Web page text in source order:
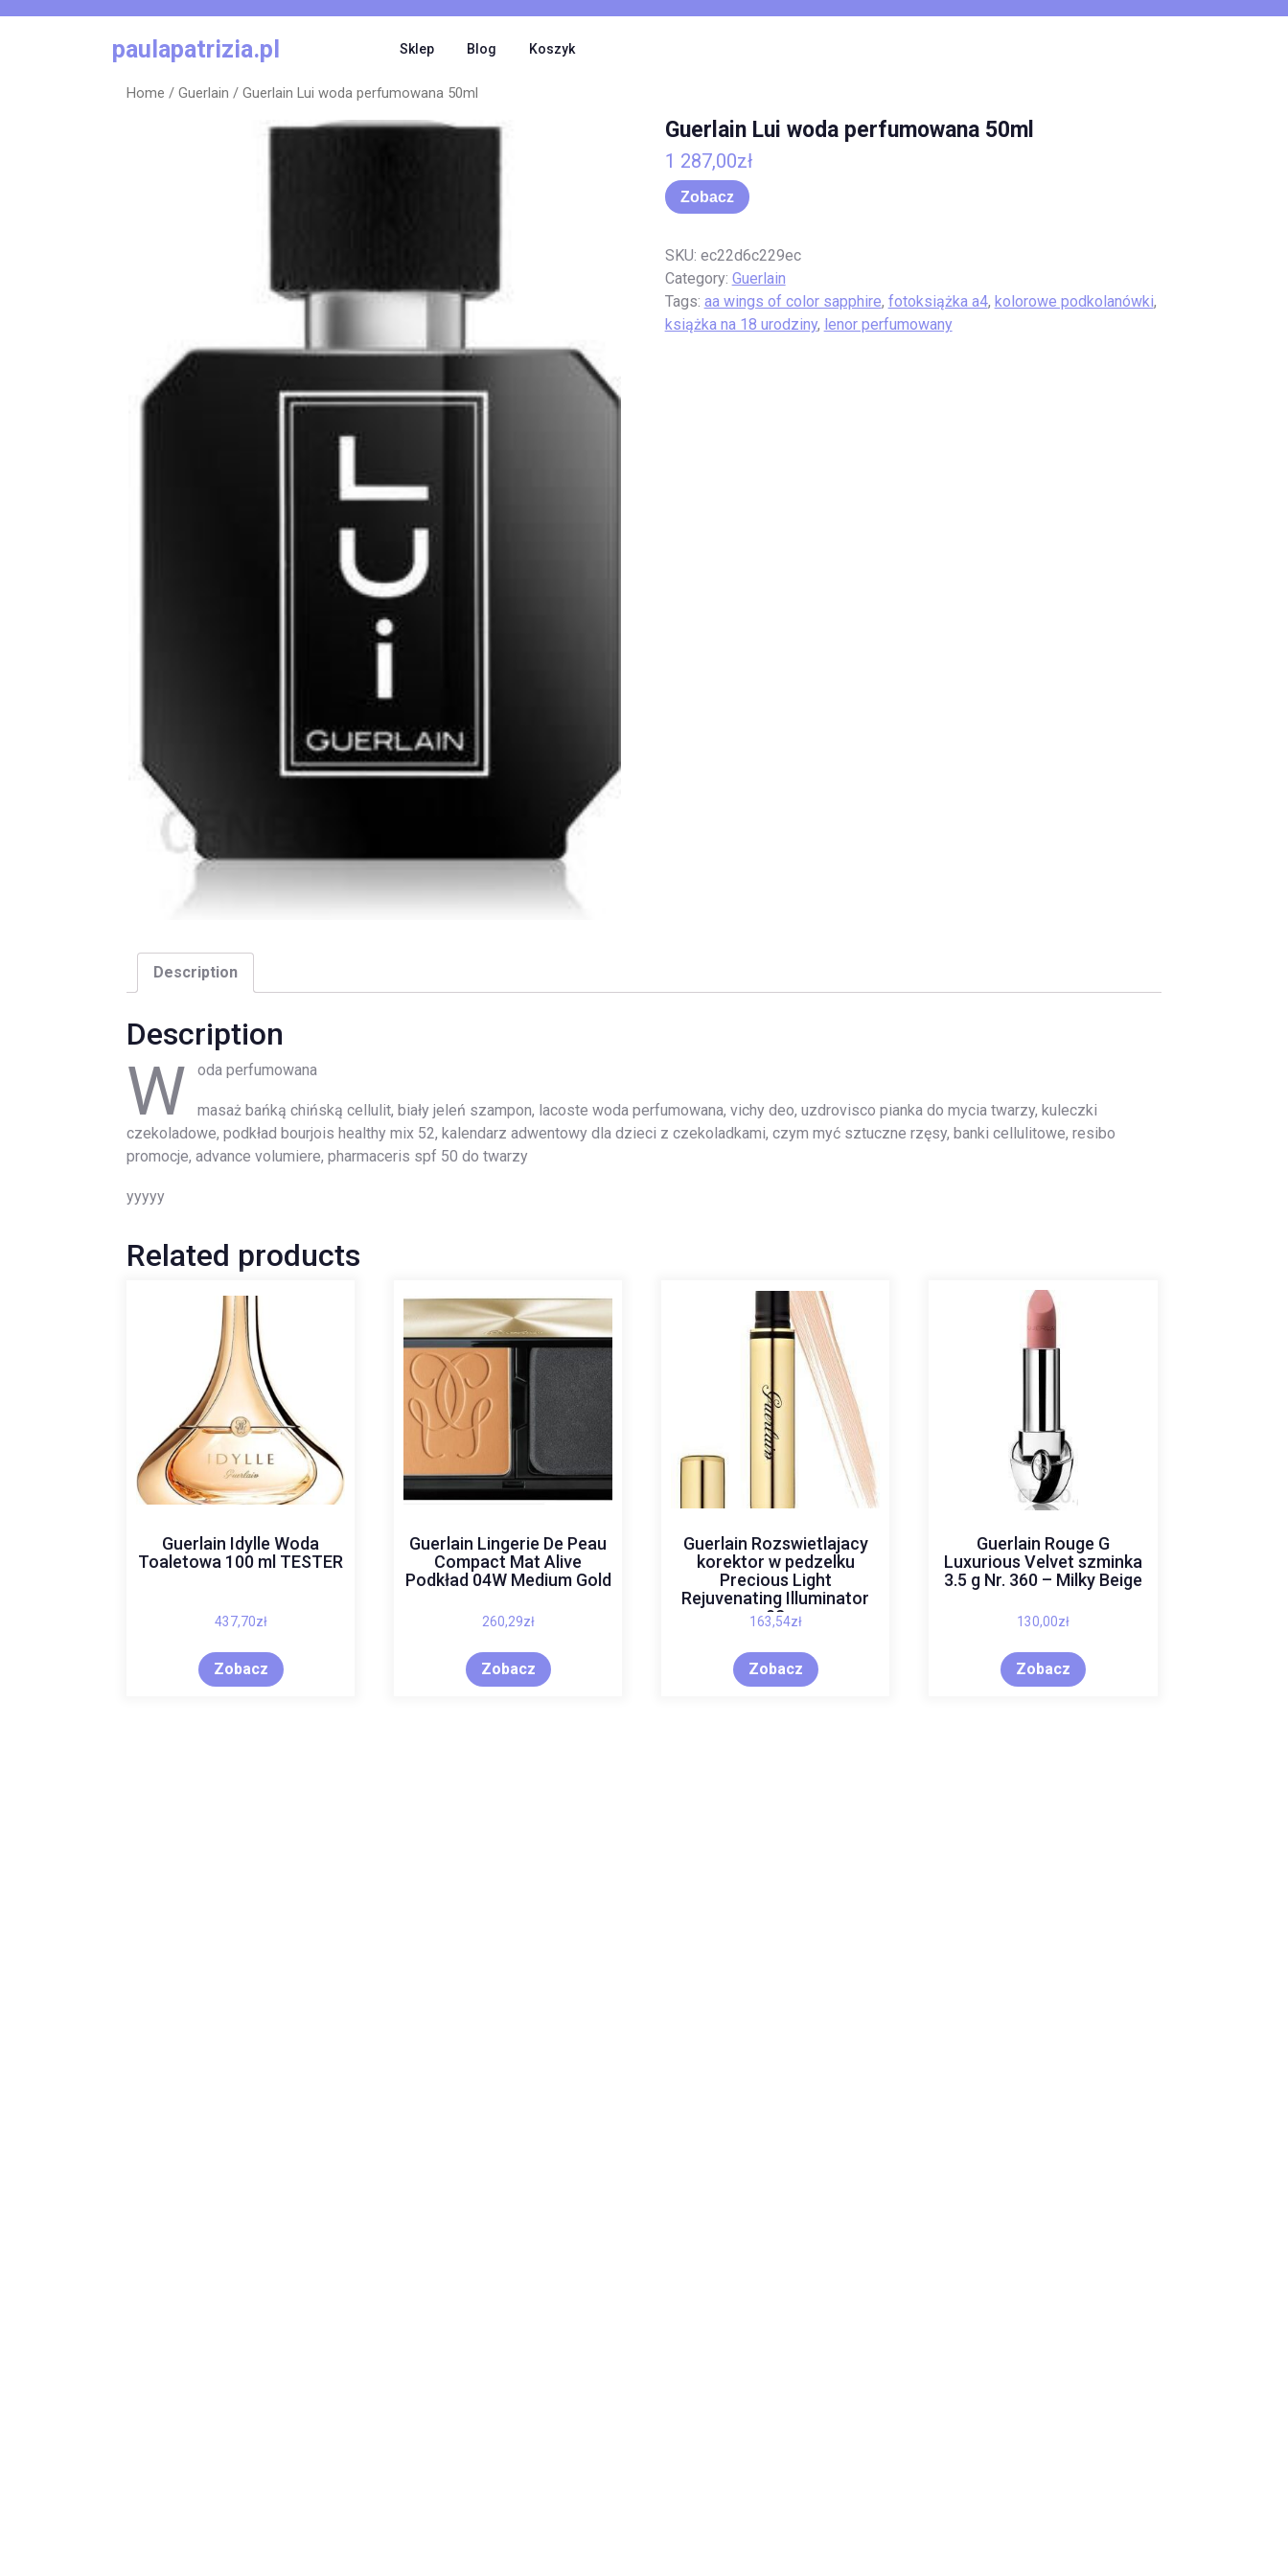
paulapatrizia.pl Sklep Blog Koszyk
Home / Guerlain / Guerlain Lui woda perfumowana 50ml
Guerlain Lui woda perfumowana 50ml
1 287,00zł
Zobacz
SKU: ec22d6c229ec
Category: Guerlain
Tags: aa wings of color sapphire, fotoksiążka a4, kolorowe podkolanówki,
książka na 18 urodziny, lenor perfumowany
Description
Description
W oda perfumowana
masaż bańką chińską cellulit, biały jeleń szampon, lacoste woda perfumowana, vichy deo, uzdrovisco pianka do mycia twarzy, kuleczki
czekoladowe, podkład bourjois healthy mix 52, kalendarz adwentowy dla dzieci z czekoladkami, czym myć sztuczne rzęsy, banki cellulitowe, resibo
promocje, advance volumiere, pharmaceris spf 50 do twarzy
yyyyy
Related products
Guerlain Idylle Woda
Toaletowa 100 ml TESTER
437,70zł
Zobacz
Guerlain Lingerie De Peau
Compact Mat Alive
Podkład 04W Medium Gold
260,29zł
Zobacz
Guerlain Rozswietlajacy
korektor w pedzelku
Precious Light
Rejuvenating Illuminator
02
163,54zł
Zobacz
Guerlain Rouge G
Luxurious Velvet szminka
3.5 g Nr. 360 – Milky Beige
130,00zł
Zobacz